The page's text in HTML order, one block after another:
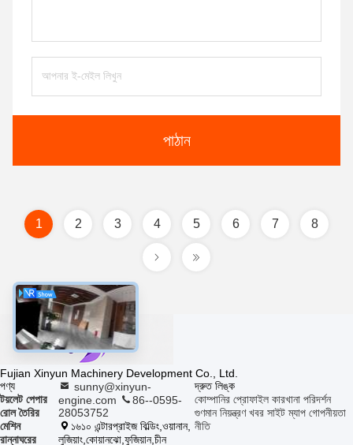
পাঠান
1 2 3 4 5 6 7 8
Fujian Xinyun Machinery Development Co., Ltd.
পণ্য
টয়লেট পেপার
রোল তৈরির
মেশিন
রান্নাঘরের
sunny@xinyun-
engine.com
86--0595-
28053752
১৬১০ এন্টারপ্রাইজ বিল্ডিং,ওয়ানান,
লুজিয়াং,কোয়ানঝো,ফুজিয়ান,চীন
দ্রুত লিঙ্ক
কোম্পানির প্রোফাইল কারখানা পরিদর্শন
গুণমান নিয়ন্ত্রণ খবর সাইট ম্যাপ গোপনীয়তা
নীতি